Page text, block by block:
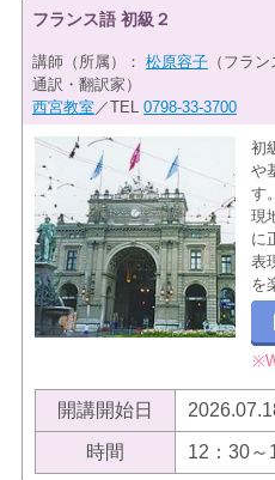
フランス語 初級２
講師（所属）： 松原容子（フラン
通訳・翻訳家）
西宮教室 ／TEL 0798-33-3700
初
や
す
現
に
表
を
開講開始日
時間 12：30～